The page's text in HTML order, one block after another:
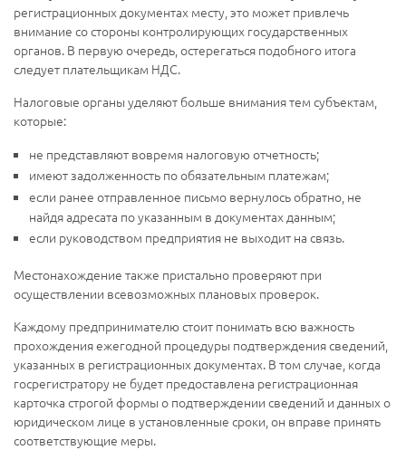
регистрационных документах месту, это может привлечь
внимание со стороны контролирующих государственных
органов. В первую очередь, остерегаться подобного итога
следует плательщикам НДС.
Налоговые органы уделяют больше внимания тем субъектам,
которые:
не представляют вовремя налоговую отчетность;
имеют задолженность по обязательным платежам;
если ранее отправленное письмо вернулось обратно, не
найдя адресата по указанным в документах данным;
если руководством предприятия не выходит на связь.
Местонахождение также пристально проверяют при
осуществлении всевозможных плановых проверок.
Каждому предпринимателю стоит понимать всю важность
прохождения ежегодной процедуры подтверждения сведений,
указанных в регистрационных документах. В том случае, когда
госрегистратору не будет предоставлена регистрационная
карточка строгой формы о подтверждении сведений и данных о
юридическом лице в установленные сроки, он вправе принять
соответствующие меры.